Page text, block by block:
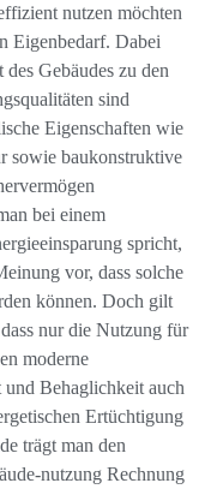
nutzen möchten
Eigenbedarf. Dabei
Gebäudes zu den
sind
Eigenschaften wie
sowie baukonstruktive
bei einem
spricht,
vor, dass solche
können. Doch gilt
nur die Nutzung für
moderne
Behaglichkeit auch
Ertüchtigung
trägt man den
nutzung Rechnung